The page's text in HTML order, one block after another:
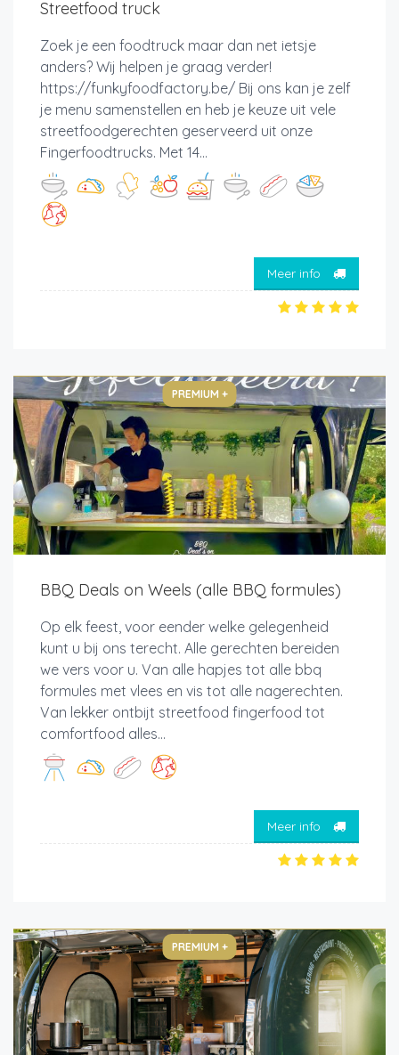
Streetfood truck
Zoek je een foodtruck maar dan net ietsje
anders? Wij helpen je graag verder!
https://funkyfoodfactory.be/ Bij ons kan je zelf
je menu samenstellen en heb je keuze uit vele
streetfoodgerechten geserveerd uit onze
Fingerfoodtrucks. Met 14...
Meer info
PREMIUM +
BBQ Deals on Weels (alle BBQ formules)
Op elk feest, voor eender welke gelegenheid
kunt u bij ons terecht. Alle gerechten bereiden
we vers voor u. Van alle hapjes tot alle bbq
formules met vlees en vis tot alle nagerechten.
Van lekker ontbijt streetfood fingerfood tot
comfortfood alles...
Meer info
PREMIUM +